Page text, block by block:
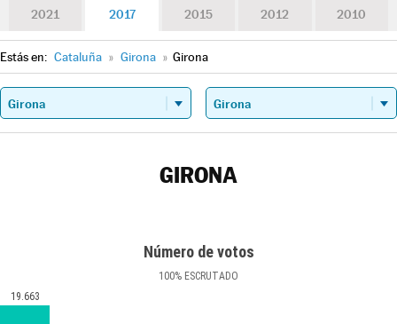
2021 2017 2015 2012 2010
Estás en: Cataluña » Girona » Girona
GIRONA
Número de votos
100% ESCRUTADO
19.663